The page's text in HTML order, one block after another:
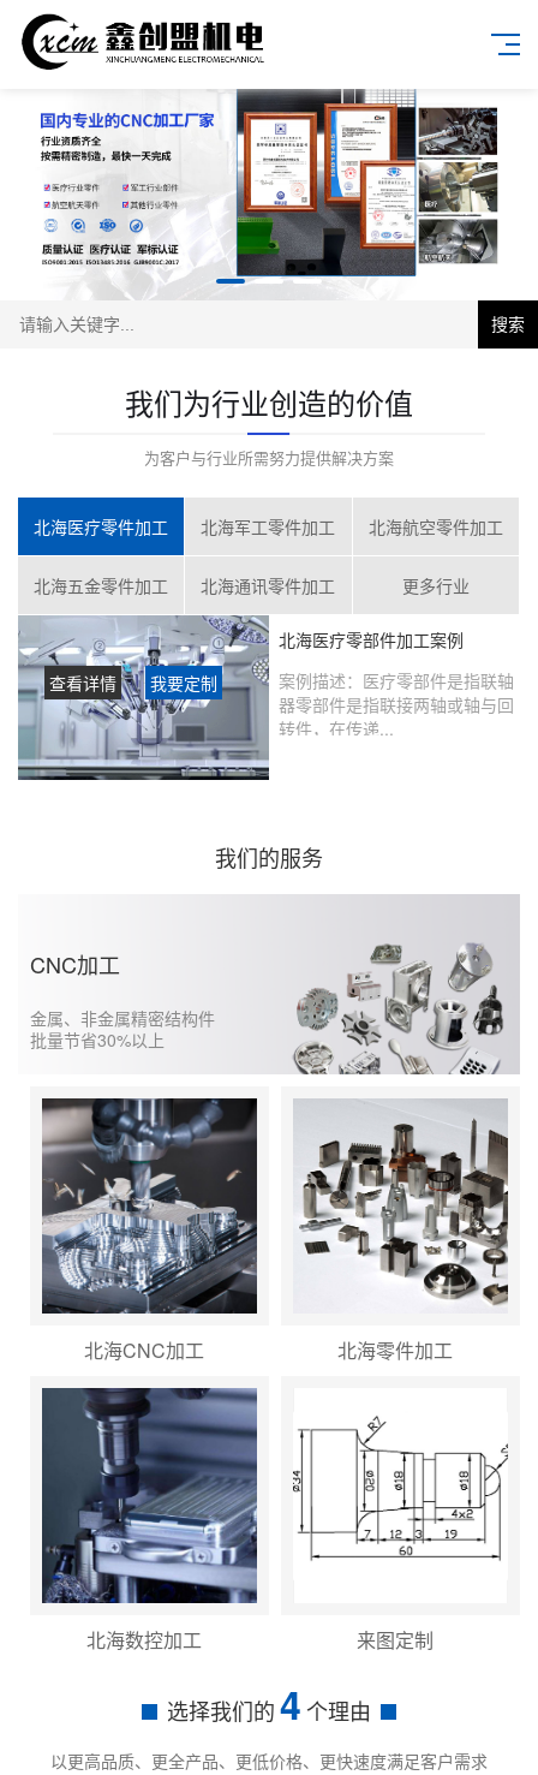
搜索
我们为行业创造的价值
为客户与行业所需努力提供解决方案
北海医疗零件加工 北海军工零件加工 北海航空零件加工
北海五金零件加工 北海通讯零件加工 更多行业
北海医疗零部件加工案例
案例描述： 医疗零部件是指联轴
器零部件是指联接两轴或轴与回
转件，在传递...
续合作……...
查看详情 我要定制
我们的服务
CNC加工
金属、非金属精密结构件
批量节省30%以上
北海CNC加工 北海零件加工
北海数控加工 来图定制
选择我们的4个理由
以更高品质、更全产品、更低价格、更快速度满足客户需求